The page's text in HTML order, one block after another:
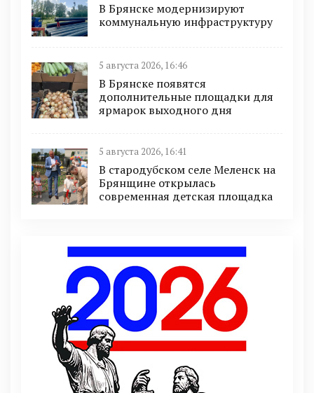
В Брянске модернизируют
коммунальную инфраструктуру
5 августа 2026, 16:46
В Брянске появятся
дополнительные площадки для
ярмарок выходного дня
5 августа 2026, 16:41
В стародубском селе Меленск на
Брянщине открылась
современная детская площадка